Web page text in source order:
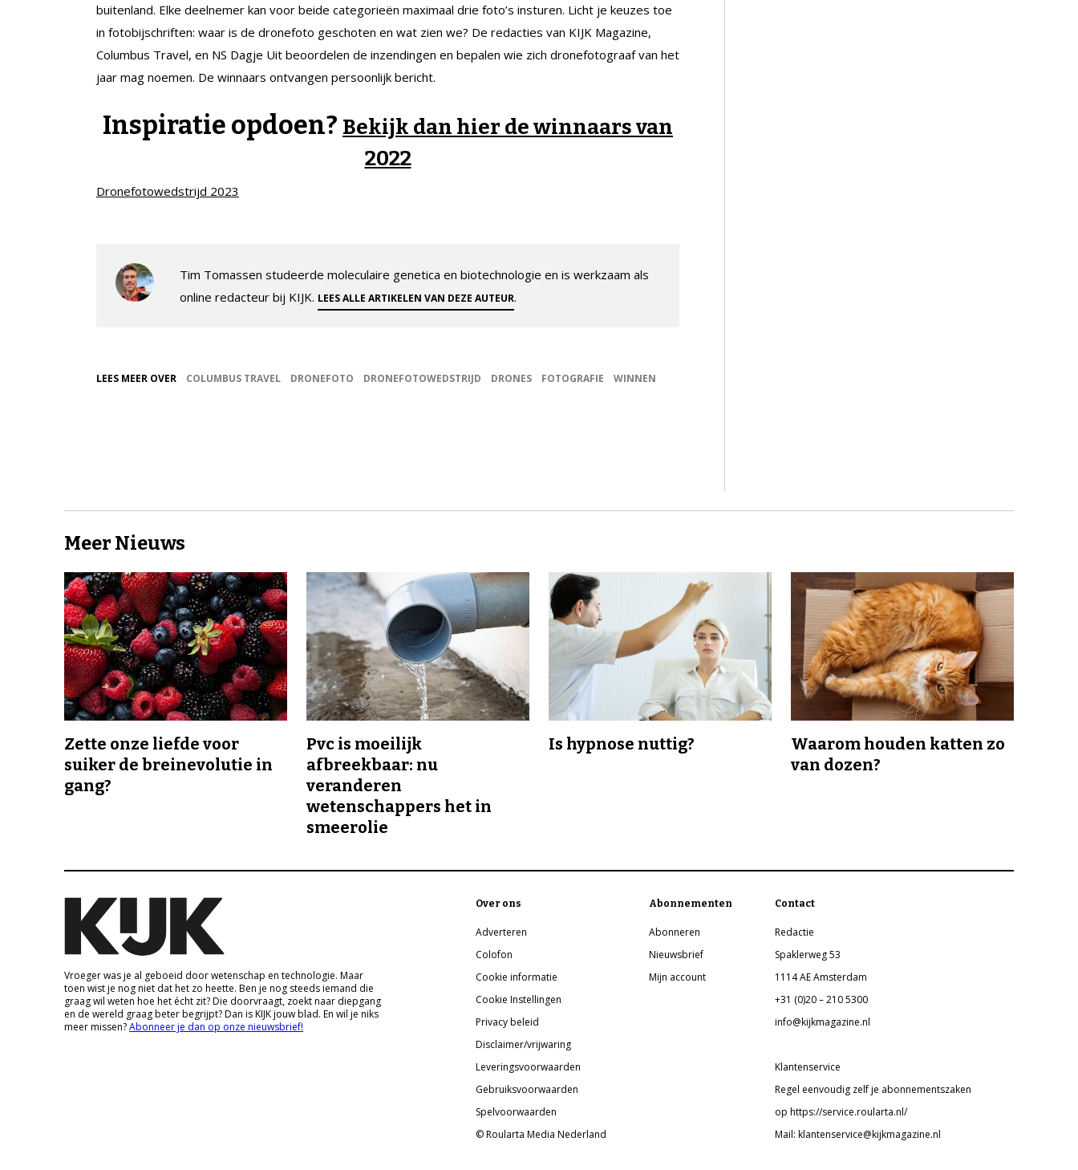
buitenland. Elke deelnemer kan voor beide categorieën maximaal drie foto’s insturen. Licht je keuzes toe
in fotobijschriften: waar is de dronefoto geschoten en wat zien we? De redacties van KIJK Magazine,
Columbus Travel, en NS Dagje Uit beoordelen de inzendingen en bepalen wie zich dronefotograaf van het
jaar mag noemen. De winnaars ontvangen persoonlijk bericht.
Inspiratie opdoen? Bekijk dan hier de winnaars van
2022
Dronefotowedstrijd 2023
Tim Tomassen studeerde moleculaire genetica en biotechnologie en is werkzaam als
online redacteur bij KIJK. LEES ALLE ARTIKELEN VAN DEZE AUTEUR.
LEES MEER OVER COLUMBUS TRAVEL DRONEFOTO DRONEFOTOWEDSTRIJD DRONES FOTOGRAFIE WINNEN
Meer Nieuws
Zette onze liefde voor
suiker de breinevolutie in
gang?
Pvc is moeilijk
afbreekbaar: nu
veranderen
wetenschappers het in
smeerolie
Is hypnose nuttig?
Waarom houden katten zo
van dozen?
Vroeger was je al geboeid door wetenschap en technologie. Maar
toen wist je nog niet dat het zo heette. Ben je nog steeds iemand die
graag wil weten hoe het écht zit? Die doorvraagt, zoekt naar diepgang
en de wereld graag beter begrijpt? Dan is KIJK jouw blad. En wil je niks
meer missen?Abonneer je dan op onze nieuwsbrief!
Over ons
Adverteren
Colofon
Cookie informatie
Cookie Instellingen
Privacy beleid
Disclaimer/vrijwaring
Leveringsvoorwaarden
Gebruiksvoorwaarden
Spelvoorwaarden
© Roularta Media Nederland
Abonnementen
Abonneren
Nieuwsbrief
Mijn account
Contact
Redactie
Spaklerweg 53
1114 AE Amsterdam
+31 (0)20 – 210 5300
info@kijkmagazine.nl
Klantenservice
Regel eenvoudig zelf je abonnementszaken
op https://service.roularta.nl/
Mail: klantenservice@kijkmagazine.nl